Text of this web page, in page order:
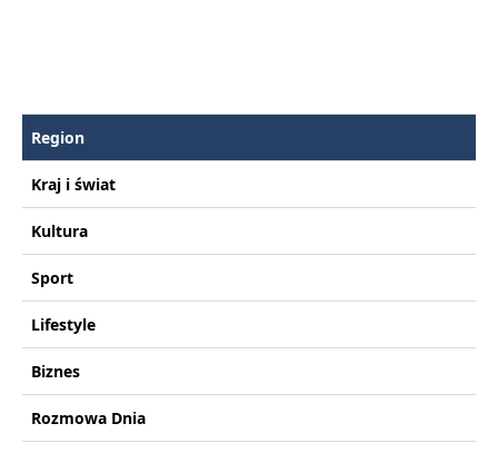
Region
Kraj i świat
Kultura
Sport
Lifestyle
Biznes
Rozmowa Dnia